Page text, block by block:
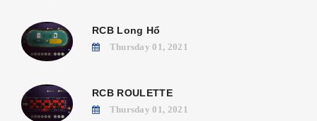
RCB Long Hổ
Thursday 01, 2021
RCB ROULETTE
Thursday 01, 2021